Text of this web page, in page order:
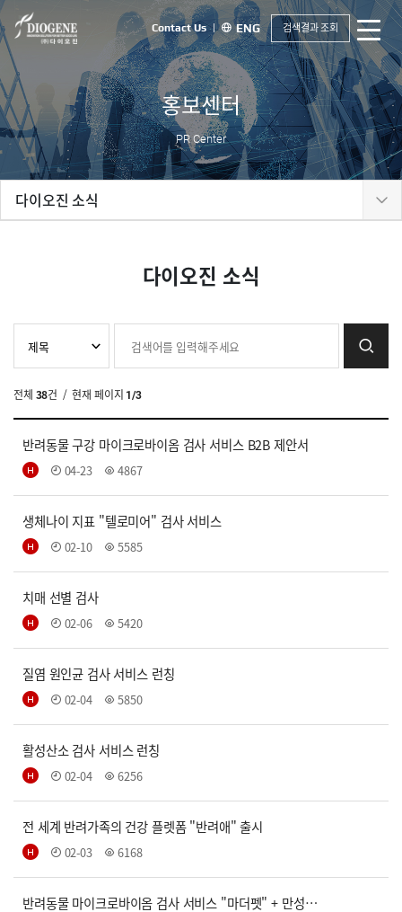
Contact Us ENG 검색결과 조회
홍보센터
PR Center
다이오진 소식
다이오진 소식
전체 38건 / 현재 페이지 1/3
반려동물 구강 마이크로바이옴 검사 서비스 B2B 제안서
04-23 4867
생체나이 지표 "텔로미어" 검사 서비스
02-10 5585
치매 선별 검사
02-06 5420
질염 원인균 검사 서비스 런칭
02-04 5850
활성산소 검사 서비스 런칭
02-04 6256
전 세계 반려가족의 건강 플렛폼 "반려애" 출시
02-03 6168
반려동물 마이크로바이옴 검사 서비스 "마더펫" + 만성…